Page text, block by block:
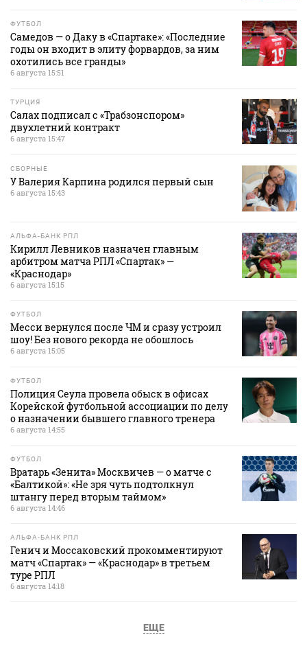
ФУТБОЛ
Самедов — о Даку в «Спартаке»: «Последние
годы он входит в элиту форвардов, за ним
охотились все гранды»
6 августа 15:51
ТУРЦИЯ
Салах подписал с «Трабзонспором»
двухлетний контракт
6 августа 15:47
СБОРНЫЕ
У Валерия Карпина родился первый сын
6 августа 15:43
АЛЬФА-БАНК РПЛ
Кирилл Левников назначен главным
арбитром матча РПЛ «Спартак» —
«Краснодар»
6 августа 15:15
ФУТБОЛ
Месси вернулся после ЧМ и сразу устроил
шоу! Без нового рекорда не обошлось
6 августа 15:05
ФУТБОЛ
Полиция Сеула провела обыск в офисах
Корейской футбольной ассоциации по делу
о назначении бывшего главного тренера
6 августа 14:55
ФУТБОЛ
Вратарь «Зенита» Москвичев — о матче с
«Балтикой»: «Не зря чуть подтолкнул
штангу перед вторым таймом»
6 августа 14:46
АЛЬФА-БАНК РПЛ
Генич и Моссаковский прокомментируют
матч «Спартак» — «Краснодар» в третьем
туре РПЛ
6 августа 14:18
ЕЩЕ